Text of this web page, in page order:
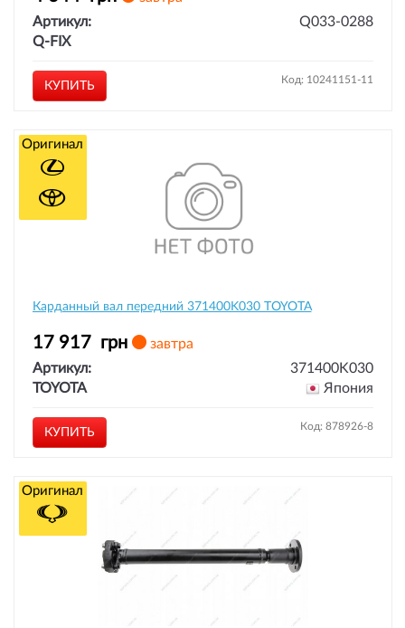
Артикул:
Q033-0288
Q-FIX
КУПИТЬ Код: 10241151-11
Карданный вал передний 371400K030 TOYOTA
17 917 грн
завтра
Артикул:
371400K030
TOYOTA
Япония
КУПИТЬ Код: 878926-8
Оригинал
Оригинал